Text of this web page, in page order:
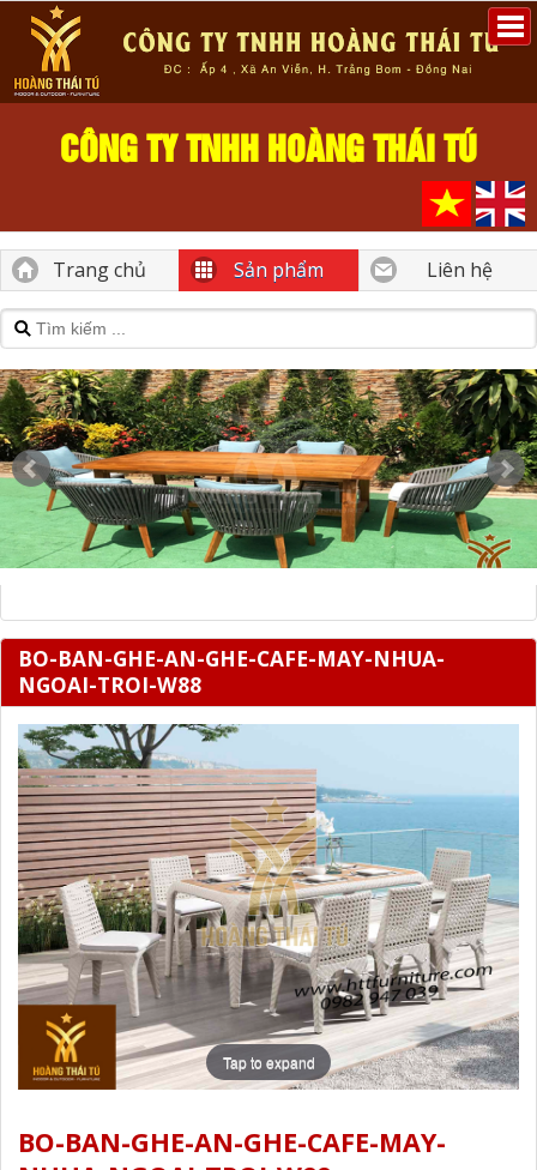
CÔNG TY TNHH HOÀNG THÁI TÚ
Trang chủ Sản phẩm Liên hệ
BO-BAN-GHE-AN-GHE-CAFE-MAY-NHUA-
NGOAI-TROI-W88
Tap to expand
BO-BAN-GHE-AN-GHE-CAFE-MAY-